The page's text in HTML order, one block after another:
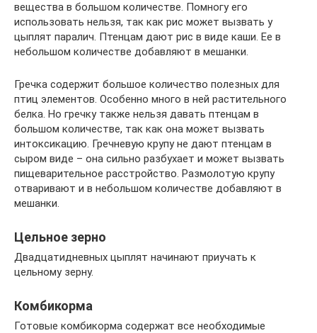
вещества в большом количестве. Помногу его
использовать нельзя, так как рис может вызвать у
цыплят паралич. Птенцам дают рис в виде каши. Ее в
небольшом количестве добавляют в мешанки.
Гречка содержит большое количество полезных для
птиц элементов. Особенно много в ней растительного
белка. Но гречку также нельзя давать птенцам в
большом количестве, так как она может вызвать
интоксикацию. Гречневую крупу не дают птенцам в
сыром виде – она сильно разбухает и может вызвать
пищеварительное расстройство. Размолотую крупу
отваривают и в небольшом количестве добавляют в
мешанки.
Цельное зерно
Двадцатидневных цыплят начинают приучать к
цельному зерну.
Комбикорма
Готовые комбикорма содержат все необходимые